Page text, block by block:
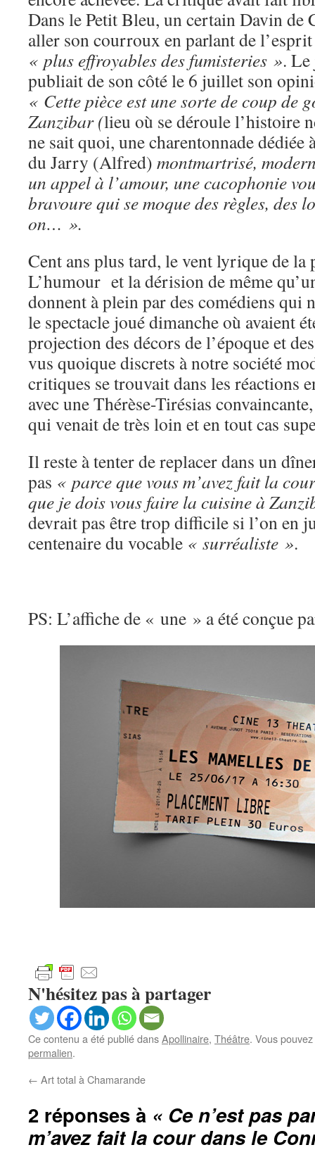
Dans le Petit Bleu, un certain Davin de
aller son courroux en parlant de
« plus effroyables des fumisteries ».
publiait de son côté le 6 juillet son
« Cette pièce est une sorte de coup de
Zanzibar (lieu où se déroule l’histoire
ne sait quoi, une charentonnade dédiée
du Jarry (Alfred) montmartrisé,
un appel à l’amour, une cacophonie
bravoure qui se moque des règles, des
on… ».
Cent ans plus tard, le vent lyrique de la
L’humour et la dérision de même
donnent à plein par des comédiens qui
le spectacle joué dimanche où avaient
projection des décors de l’époque et
vus quoique discrets à notre société
critiques se trouvait dans les réactions
avec une Thérèse-Tirésias
qui venait de très loin et en tout cas
Il reste à tenter de replacer dans un
pas « parce que vous m’avez fait la
que je dois vous faire la cuisine à
devrait pas être trop difficile si l’on en
centenaire du vocable « surréaliste ».
PS: L’affiche de « une » a été conçue
N'hésitez pas à partager
Ce contenu a été publié dansApollinaire, Théâtre. Vous
permalien.
← Art total à Chamarande
2 réponses à « Ce n’est pas
m’avez fait la cour dans le